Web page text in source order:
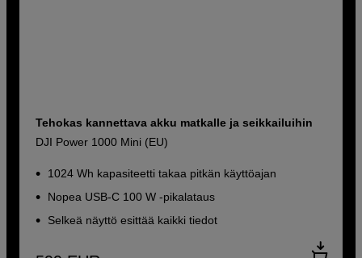
Tehokas kannettava akku matkalle ja seikkailuihin
DJI Power 1000 Mini (EU)
1024 Wh kapasiteetti takaa pitkän käyttöajan
Nopea USB-C 100 W -pikalataus
Selkeä näyttö esittää kaikki tiedot